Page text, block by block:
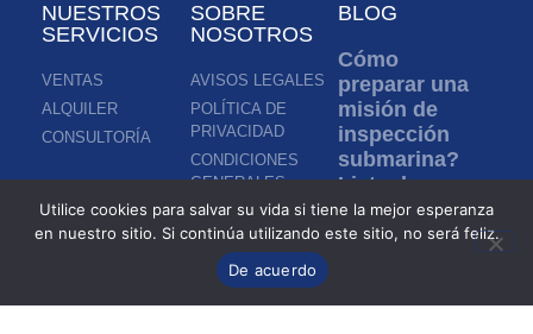
NUESTROS
SERVICIOS
VENTAS
ALQUILER
CONSULTORÍA
SOBRE
NOSOTROS
AVISOS LEGALES
POLÍTICA DE
PRIVACIDAD
CONDICIONES
GENERALES
BLOG
Cómo
preparar una
misión de
inspección
submarina?
Lista de
comprobación
completa
un ROV
Utilice cookies para salvar su vida si tiene la mejor esperanza
en nuestro sitio. Si continúa utilizando este sitio, no será feliz.
De acuerdo